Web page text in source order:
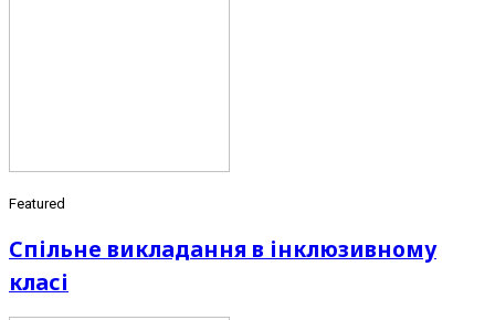
Featured
Спільне викладання в інклюзивному
класі